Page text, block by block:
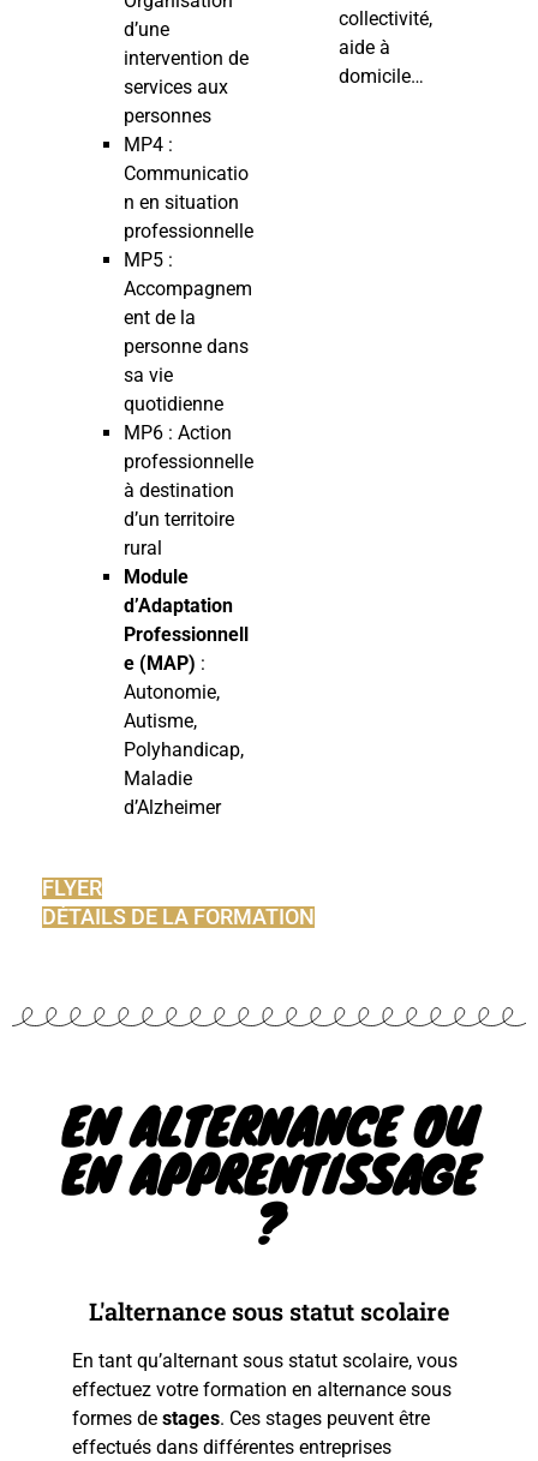
d’une
intervention de
services aux
personnes
MP4 :
Communicatio
n en situation
professionnelle
MP5 :
Accompagnem
ent de la
personne dans
sa vie
quotidienne
MP6 : Action
professionnelle
à destination
d’un territoire
rural
Module
d’Adaptation
Professionnell
e (MAP) :
Autonomie,
Autisme,
Polyhandicap,
Maladie
d’Alzheimer
collectivité,
aide à
domicile…
FLYER
DÉTAILS DE LA FORMATION
EN ALTERNANCE OU
EN APPRENTISSAGE
?
L'alternance sous statut scolaire
En tant qu’alternant sous statut scolaire, vous
effectuez votre formation en alternance sous
formes de stages. Ces stages peuvent être
effectués dans différentes entreprises